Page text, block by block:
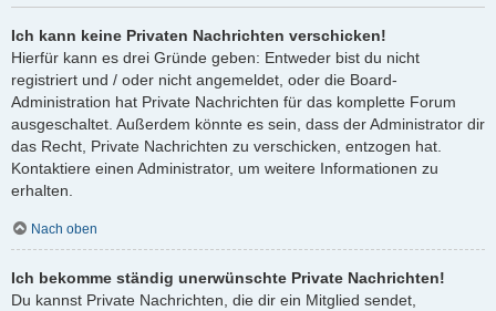
Ich kann keine Privaten Nachrichten verschicken!
Hierfür kann es drei Gründe geben: Entweder bist du nicht
registriert und / oder nicht angemeldet, oder die Board-
Administration hat Private Nachrichten für das komplette Forum
ausgeschaltet. Außerdem könnte es sein, dass der Administrator dir
das Recht, Private Nachrichten zu verschicken, entzogen hat.
Kontaktiere einen Administrator, um weitere Informationen zu
erhalten.
Nach oben
Ich bekomme ständig unerwünschte Private Nachrichten!
Du kannst Private Nachrichten, die dir ein Mitglied sendet,